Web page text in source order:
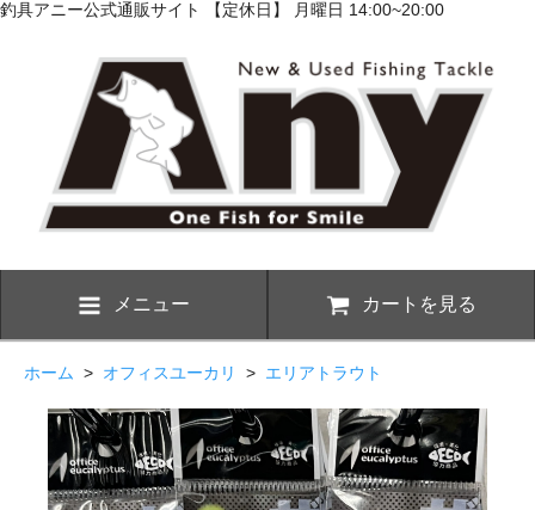
釣具アニー公式通販サイト 【定休日】 月曜日 14:00~20:00
メニュー カートを見る
ホーム > オフィスユーカリ > エリアトラウト